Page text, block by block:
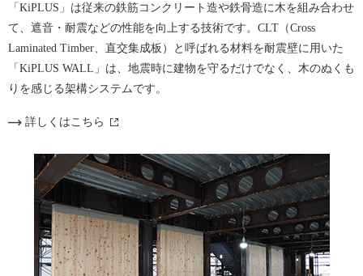
「KiPLUS」は従来の鉄筋コンクリート造や鉄骨造に木を組み合わせ
て、遮音・耐震などの性能を向上する技術です。CLT（Cross
Laminated Timber、直交集成板）と呼ばれる材料を耐震壁に用いた
「KiPLUS WALL」は、地震時に建物を守るだけでなく、木のぬくも
りを感じる架構システムです。
詳しくはこちら